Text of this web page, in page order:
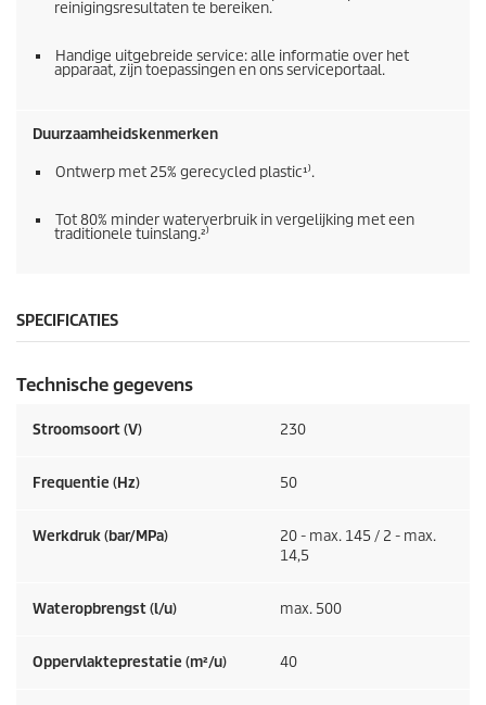
reinigingsresultaten te bereiken.
Handige uitgebreide service: alle informatie over het
apparaat, zijn toepassingen en ons serviceportaal.
Duurzaamheidskenmerken
Ontwerp met 25% gerecycled plastic¹⁾.
Tot 80% minder waterverbruik in vergelijking met een
traditionele tuinslang.²⁾
SPECIFICATIES
Technische gegevens
Stroomsoort (V) 230
Frequentie (Hz) 50
Werkdruk (bar/MPa)
20 - max. 145 / 2 - max.
14,5
Wateropbrengst (l/u) max. 500
Oppervlakteprestatie (m²/u) 40